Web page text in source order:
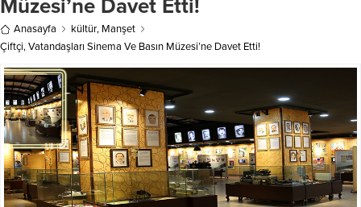
Müzesi’ne Davet Etti!
Anasayfa kültür, Manşet
Çiftçi, Vatandaşları Sinema Ve Basın Müzesi’ne Davet Etti!